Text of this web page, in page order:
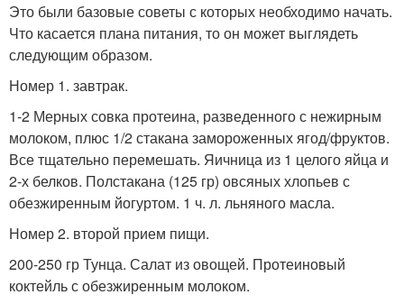
Это были базовые советы с которых необходимо начать.
Что касается плана питания, то он может выглядеть
следующим образом.
Номер 1. завтрак.
1-2 Мерных совка протеина, разведенного с нежирным
молоком, плюс 1/2 стакана замороженных ягод/фруктов.
Все тщательно перемешать. Яичница из 1 целого яйца и
2-х белков. Полстакана (125 гр) овсяных хлопьев с
обезжиренным йогуртом. 1 ч. л. льняного масла.
Номер 2. второй прием пищи.
200-250 гр Тунца. Салат из овощей. Протеиновый
коктейль с обезжиренным молоком.